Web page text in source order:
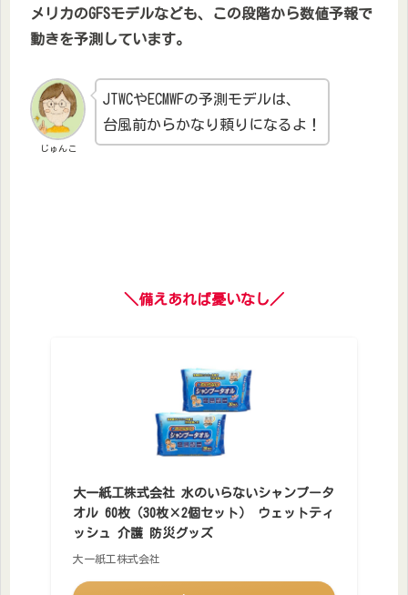
メリカのGFSモデルなども、この段階から数値予報で
動きを予測しています。
じゅんこ
JTWCやECMWFの予測モデルは、
台風前からかなり頼りになるよ！
＼備えあれば憂いなし／
大一紙工株式会社 水のいらないシャンプータ
オル 60枚（30枚×2個セット） ウェットティ
ッシュ 介護 防災グッズ
大一紙工株式会社